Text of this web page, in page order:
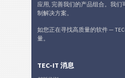
应用, 完善我们的产品组合。我们
制解决方案。
如您正在寻找高质量的软件 —
量。
TEC-IT 消息